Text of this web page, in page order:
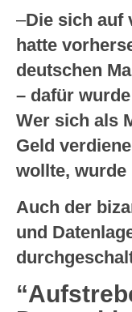
–Die sich auf
hatte
deutschen
– dafür
Wer sich als
Geld
wollte, wurde
Auch der
und